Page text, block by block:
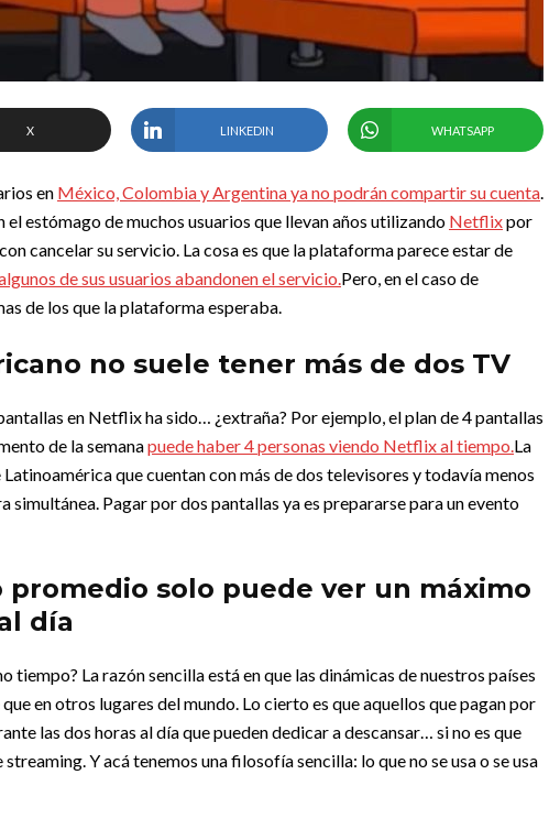
X LINKEDIN WHATSAPP
en México, Colombia y Argentina ya no podrán compartir su cuenta.
el estómago de muchos usuarios que llevan años utilizando Netflixpor
cancelar su servicio. La cosa es que la plataforma parece estar de
de sus usuarios abandonen el servicio.Pero, en el caso de
de los que la plataforma esperaba.
no suele tener más de dos TV
en Netflix ha sido… ¿extraña? Por ejemplo, el plan de 4 pantallas
de la semanapuede haber 4 personas viendo Netflix al tiempo.La
que cuentan con más de dos televisores y todavía menos
simultánea. Pagar por dos pantallas ya es prepararse para un evento
promedio solo puede ver un máximo
día
tiempo? La razón sencilla está en que las dinámicas de nuestros países
en otros lugares del mundo. Lo cierto es que aquellos que pagan por
las dos horas al día que pueden dedicar a descansar… si no es que
streaming.Y acá tenemos una filosofía sencilla: lo que no se usa o se usa